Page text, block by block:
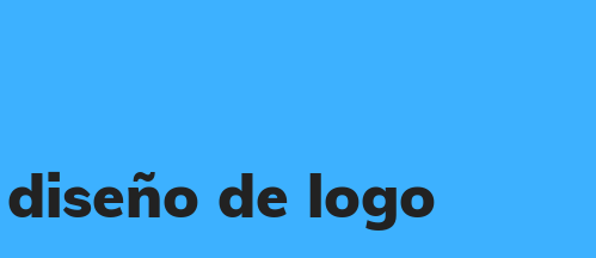
de logo